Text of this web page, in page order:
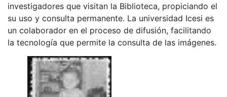
investigadores que visitan la Biblioteca, propiciando el
su uso y consulta permanente. La universidad Icesi es
un colaborador en el proceso de difusión, facilitando
la tecnología que permite la consulta de las imágenes.